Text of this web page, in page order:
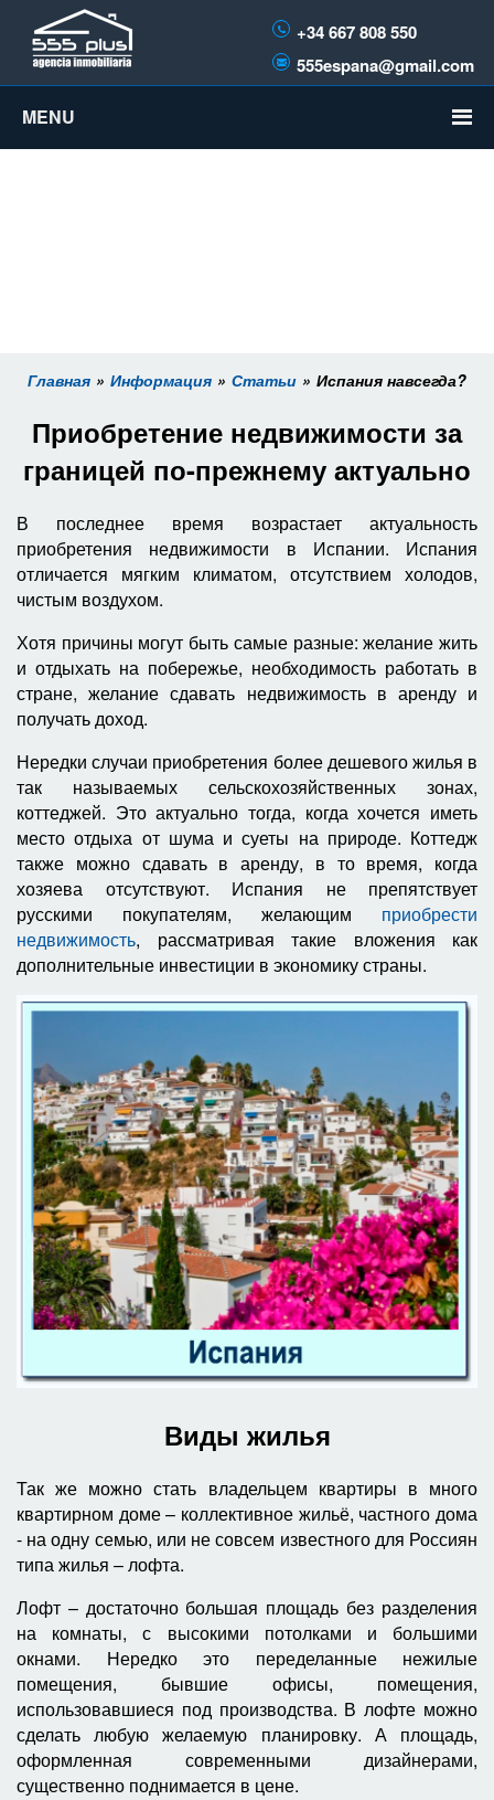
MENU
+34 667 808 550
555espana@gmail.com
Главная Информация Статьи Испания навсегда?
Приобретение недвижимости за
границей по-прежнему актуально
В последнее время возрастает актуальность
приобретения недвижимости в Испании. Испания
отличается мягким климатом, отсутствием холодов,
чистым воздухом.
Хотя причины могут быть самые разные: желание жить
и отдыхать на побережье, необходимость работать в
стране, желание сдавать недвижимость в аренду и
получать доход.
Нередки случаи приобретения более дешевого жилья в
так называемых сельскохозяйственных зонах,
коттеджей. Это актуально тогда, когда хочется иметь
место отдыха от шума и суеты на природе. Коттедж
также можно сдавать в аренду, в то время, когда
хозяева отсутствуют. Испания не препятствует
русскими покупателям, желающим приобрести
недвижимость, рассматривая такие вложения как
дополнительные инвестиции в экономику страны.
Виды жилья
Так же можно стать владельцем квартиры в много
квартирном доме – коллективное жильё, частного дома
- на одну семью, или не совсем известного для Россиян
типа жилья – лофта.
Лофт – достаточно большая площадь без разделения
на комнаты, с высокими потолками и большими
окнами. Нередко это переделанные нежилые
помещения, бывшие офисы, помещения,
использовавшиеся под производства. В лофте можно
сделать любую желаемую планировку. А площадь,
оформленная современными дизайнерами,
существенно поднимается в цене.